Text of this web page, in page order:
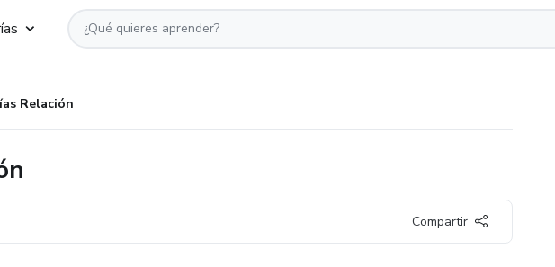
Relación
Compartir